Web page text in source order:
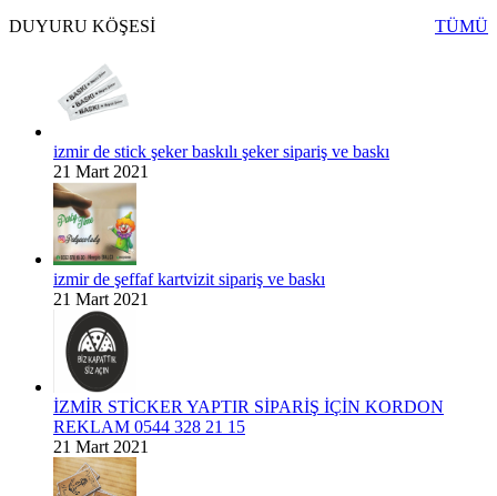
DUYURU KÖŞESİ
TÜMÜ
izmir de stick şeker baskılı şeker sipariş ve baskı
21 Mart 2021
izmir de şeffaf kartvizit sipariş ve baskı
21 Mart 2021
İZMİR STİCKER YAPTIR SİPARİŞ İÇİN KORDON
REKLAM 0544 328 21 15
21 Mart 2021